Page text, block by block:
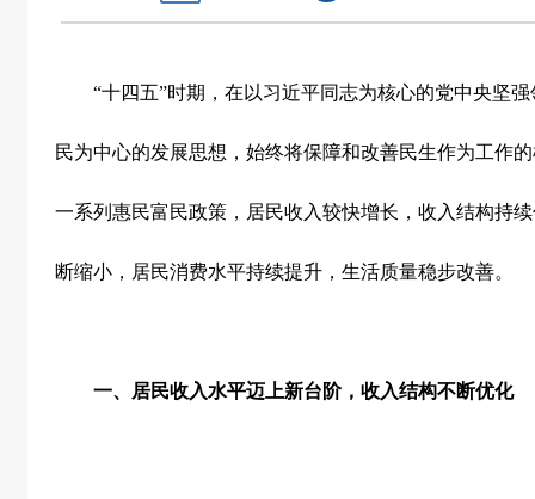
“十四五”时期，在以习近平同志为核心的党中央坚
民为中心的发展思想，始终将保障和改善民生作为工作
一系列惠民富民政策，居民收入较快增长，收入结构持
断缩小，居民消费水平持续提升，生活质量稳步改善。
一、居民收入水平迈上新台阶，收入结构不断优化